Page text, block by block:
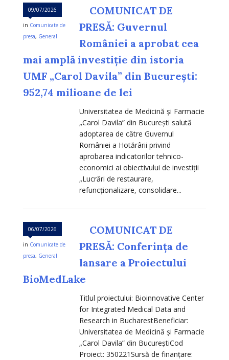
09/07/2026
in Comunicate de
presa, General
COMUNICAT DE
PRESĂ: Guvernul
României a aprobat cea
mai amplă investiție din istoria
UMF „Carol Davila” din București:
952,74 milioane de lei
Universitatea de Medicină și Farmacie
„Carol Davila” din București salută
adoptarea de către Guvernul
României a Hotărârii privind
aprobarea indicatorilor tehnico-
economici ai obiectivului de investiții
„Lucrări de restaurare,
refuncționalizare, consolidare...
06/07/2026
in Comunicate de
presa, General
COMUNICAT DE
PRESĂ: Conferința de
lansare a Proiectului
BioMedLake
Titlul proiectului: Bioinnovative Center
for Integrated Medical Data and
Research in BucharestBeneficiar:
Universitatea de Medicină și Farmacie
„Carol Davila” din BucureștiCod
Proiect: 350221Sursă de finanțare: